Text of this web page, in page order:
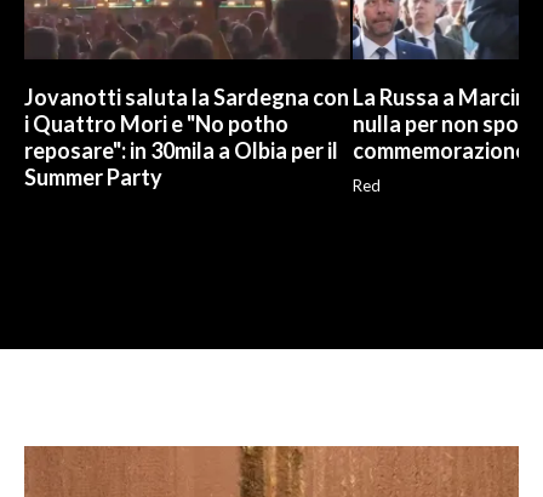
Jovanotti saluta la Sardegna con
i Quattro Mori e "No potho
reposare": in 30mila a Olbia per il
Summer Party
La Russa a
nulla per non
commemorazione
Red